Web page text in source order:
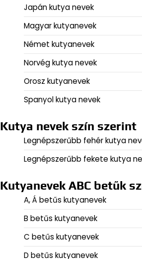
Japán kutya nevek
Magyar kutyanevek
Német kutyanevek
Norvég kutya nevek
Orosz kutyanevek
Spanyol kutya nevek
Kutya nevek szín szerint
Legnépszerűbb fehér kutya
Legnépszerűbb fekete kutya
Kutyanevek ABC betűk
A, Á betűs kutyanevek
B betűs kutyanevek
C betűs kutyanevek
D betűs kutyanevek